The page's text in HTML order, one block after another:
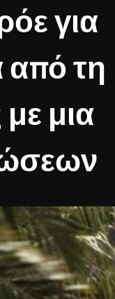
για
από τη
μια